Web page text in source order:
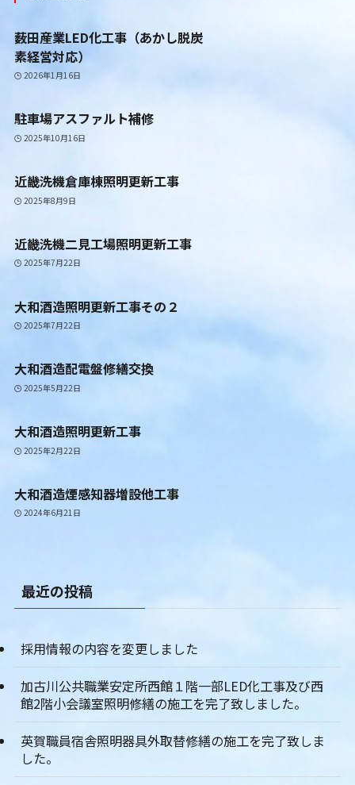
薮田産業LED化工事（あかし脱炭
素経営対応）
2026年1月16日
駐車場アスファルト補修
2025年10月16日
近畿洗機倉庫棟照明更新工事
2025年8月9日
近畿洗機二見工場照明更新工事
2025年7月22日
大和酒造照明更新工事その２
2025年7月22日
大和酒造配電盤修繕交換
2025年5月22日
大和酒造照明更新工事
2025年2月22日
大和酒造煙感知器増設他工事
2024年6月21日
最近の投稿
採用情報の内容を変更しました
加古川公共職業安定所西館１階一部LED化工事及び西
館2階小会議室照明修繕の施工を完了致しました。
英賀職員宿舎照明器具外取替修繕の施工を完了致しま
した。